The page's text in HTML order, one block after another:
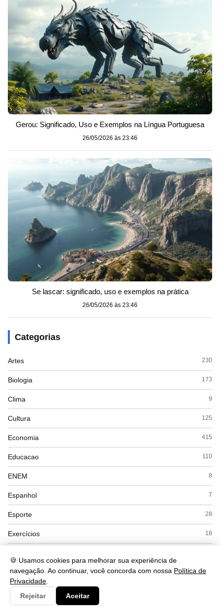
🍪 Usamos cookies para melhorar sua experiência de
navegação. Ao continuar, você concorda com nossa Política de
Privacidade
Rejeitar
Aceitar
Gerou: Significado, Uso e Exemplos na Língua Portuguesa
26/05/2026 às 23:46
Se lascar: significado, uso e exemplos na prática
26/05/2026 às 23:46
Categorias
Artes 230
Biologia 173
Clima 9
Cultura 125
Economia 415
Educacao 110
ENEM 8
Espanhol 7
Esporte 28
Exercícios 18
Física 53